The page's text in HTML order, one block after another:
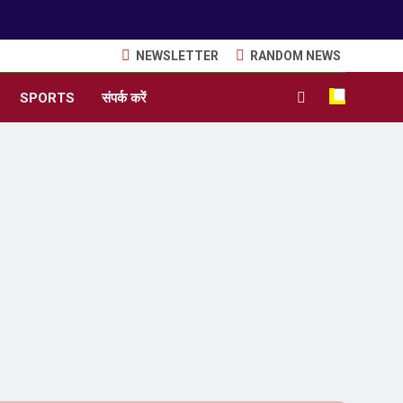
NEWSLETTER RANDOM NEWS
SPORTS संपर्क करें